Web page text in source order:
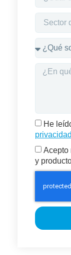
He
privacidad
Acepto
y